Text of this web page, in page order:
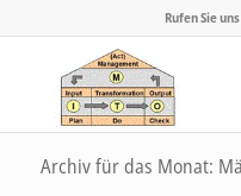
Rufen Sie
Archiv für das Monat: